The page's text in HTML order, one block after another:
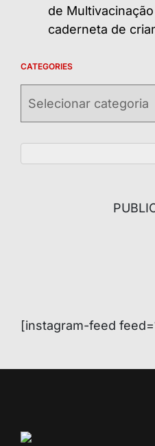
de
caderneta de
CATEGORIES
[instagram-feed